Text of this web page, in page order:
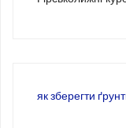
як зберегти